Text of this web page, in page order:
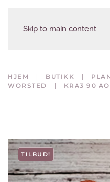
Skip to main content
HJEM BUTIKK
WORSTED
KRA3 90
TILBUD!